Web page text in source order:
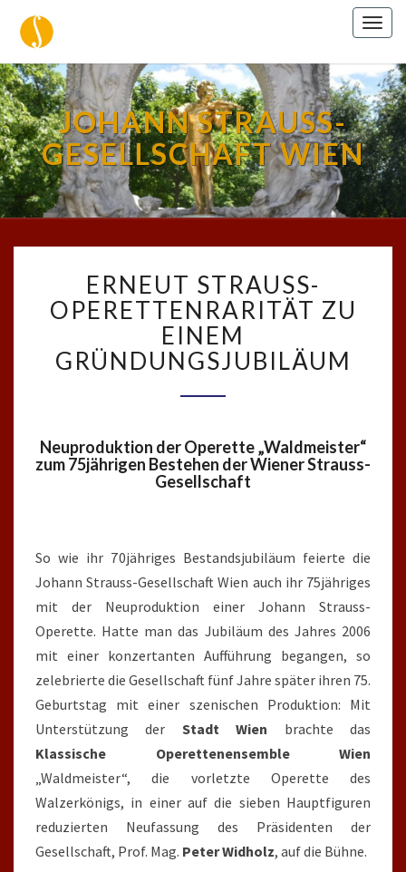
JOHANN STRAUSS-
GESELLSCHAFT WIEN
STRAUSS-
OPERETTENRARITÄT
ZU
EINEM
GRÜNDUNGSJUBILÄUM
ERNEUT STRAUSS-
OPERETTENRARITÄT ZU
EINEM
GRÜNDUNGSJUBILÄUM
Neuproduktion der Operette „Waldmeister“
zum 75jährigen Bestehen der Wiener Strauss-
Gesellschaft
So wie ihr 70jähriges Bestandsjubiläum feierte die
Johann Strauss-Gesellschaft Wien auch ihr 75jähriges
mit der Neuproduktion einer Johann Strauss-
Operette. Hatte man das Jubiläum des Jahres 2006
mit einer konzertanten Aufführung begangen, so
zelebrierte die Gesellschaft fünf Jahre später ihren 75.
Geburtstag mit einer szenischen Produktion: Mit
Unterstützung der Stadt Wien brachte das
Klassische Operettenensemble Wien
„Waldmeister“, die vorletzte Operette des
Walzerkönigs, in einer auf die sieben Hauptfiguren
reduzierten Neufassung des Präsidenten der
Gesellschaft, Prof. Mag. Peter Widholz, auf die Bühne.